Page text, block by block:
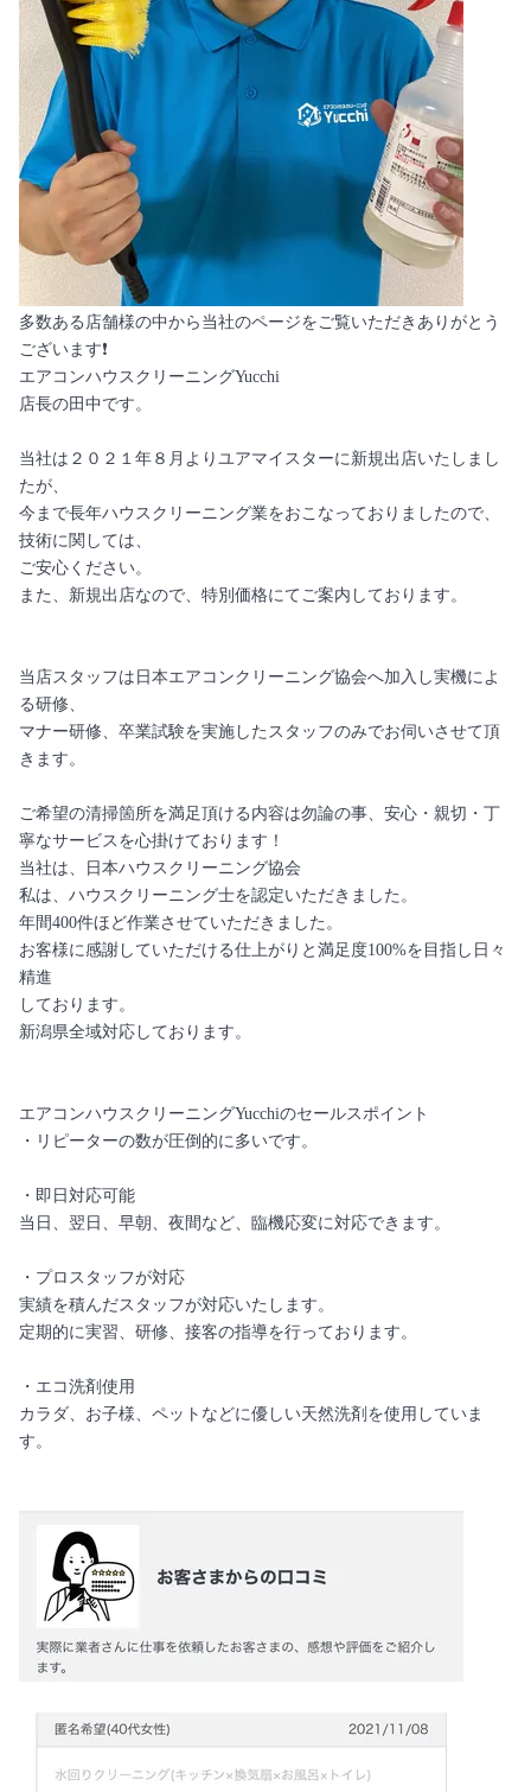
多数ある店舗様の中から当社のページをご覧いただきありがとう
ございます❗️
エアコンハウスクリーニングYucchi
店長の田中です。
当社は２０２１年８月よりユアマイスターに新規出店いたしまし
たが、
今まで長年ハウスクリーニング業をおこなっておりましたので、
技術に関しては、
ご安心ください。
また、新規出店なので、特別価格にてご案内しております。
当店スタッフは日本エアコンクリーニング協会へ加入し実機によ
る研修、
マナー研修、卒業試験を実施したスタッフのみでお伺いさせて頂
きます。
ご希望の清掃箇所を満足頂ける内容は勿論の事、安心・親切・丁
寧なサービスを心掛けております！
当社は、日本ハウスクリーニング協会
私は、ハウスクリーニング士を認定いただきました。
年間400件ほど作業させていただきました。
お客様に感謝していただける仕上がりと満足度100%を目指し日々
精進
しております。
新潟県全域対応しております。
エアコンハウスクリーニングYucchiのセールスポイント
・リピーターの数が圧倒的に多いです。
・即日対応可能
当日、翌日、早朝、夜間など、臨機応変に対応できます。
・プロスタッフが対応
実績を積んだスタッフが対応いたします。
定期的に実習、研修、接客の指導を行っております。
・エコ洗剤使用
カラダ、お子様、ペットなどに優しい天然洗剤を使用していま
す。